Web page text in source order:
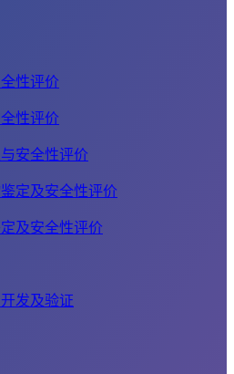
性评价
性评价
安全性评价
定及安全性评价
及安全性评价
发及验证